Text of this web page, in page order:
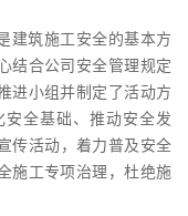
建筑施工安全的基本方
结合公司安全管理规定
进小组并制定了活动方
全基础、推动安全发
传活动，着力普及安全
施工专项治理，杜绝施